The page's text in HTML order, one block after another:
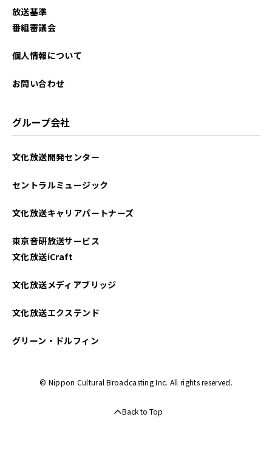
放送基準
番組審議会
個人情報について
お問い合わせ
グループ会社
文化放送開発センター
セントラルミュージック
文化放送キャリアパートナーズ
東京音研放送サービス
文化放送iCraft
文化放送メディアブリッジ
文化放送エクステンド
グリーン・ドルフィン
© Nippon Cultural Broadcasting Inc. All rights reserved.
Back to Top